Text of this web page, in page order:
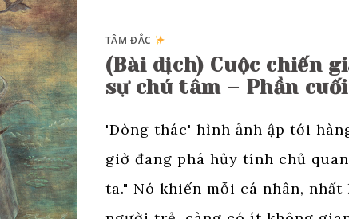
TÂM ĐẮC
(Bài dịch) Cuộc chiến
sự chú tâm – Phần cuối
'Dòng thác' hình ảnh ập tới
giờ đang phá hủy tính chủ
ta." Nó khiến mỗi cá nhân, nhất